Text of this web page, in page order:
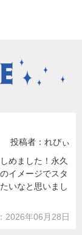
投稿者：れびぃ
めました！永久
イメージでスタ
いなと思いまし
2026年06月28日